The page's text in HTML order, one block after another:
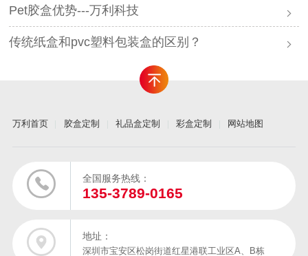
Pet胶盒优势---万利科技
传统纸盒和pvc塑料包装盒的区别？
万利首页 胶盒定制 礼品盒定制 彩盒定制 网站地图
全国服务热线：
135-3789-0165
地址：
深圳市宝安区松岗街道红星港联工业区A、B栋